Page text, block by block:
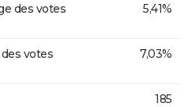
des votes
5,41%
votes
7,03%
185